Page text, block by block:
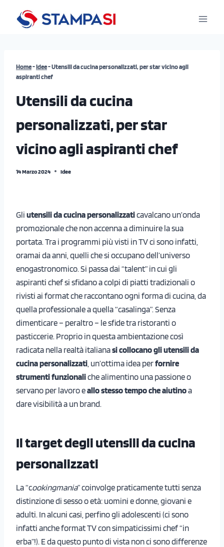
Home-Idee-Utensili da cucina personalizzati, per star vicino agli
aspiranti chef
Utensili da cucina
personalizzati, per star
vicino agli aspiranti chef
14 Marzo 2024 Idee
Gli utensili da cucina personalizzaticavalcano un’onda
promozionale che non accenna a diminuire la sua
portata. Tra i programmi più visti in TV ci sono infatti,
oramai da anni, quelli che si occupano dell’universo
enogastronomico. Si passa dai “talent” in cui gli
aspiranti chef si sfidano a colpi di piatti tradizionali o
rivisti ai format che raccontano ogni forma di cucina, da
quella professionale a quella “casalinga”. Senza
dimenticare – peraltro – le sfide tra ristoranti o
pasticcerie. Proprio in questa ambientazione così
radicata nella realtà italianasi collocano gli utensili da
cucina personalizzati , un’ottima idea perfornire
strumenti funzionaliche alimentino una passione o
servano per lavoro eallo stesso tempo che aiutinoa
dare visibilità a un brand.
Il target degli utensili da cucina
personalizzati
La “cookingmania” coinvolge praticamente tutti senza
distinzione di sesso o età: uomini e donne, giovani e
adulti. In alcuni casi, perfino gli adolescenti (ci sono
infatti anche format TV con simpaticissimi chef “in
erba”!). E da questo punto di vista non ci sono differenze